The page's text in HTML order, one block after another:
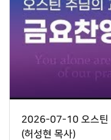
2026-07-10 오스틴
(허성현 목사)